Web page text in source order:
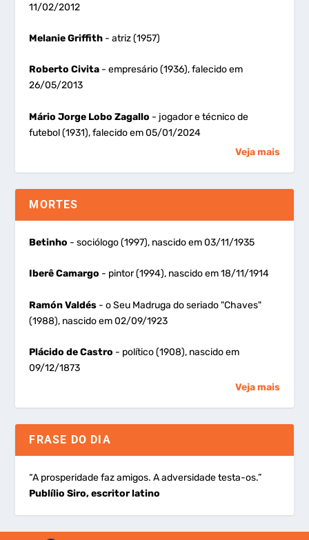
11/02/2012
Melanie Griffith - atriz (1957)
Roberto Civita - empresário (1936), falecido em
26/05/2013
Mário Jorge Lobo Zagallo - jogador e técnico de
futebol (1931), falecido em 05/01/2024
Veja mais
MORTES
Betinho - sociólogo (1997), nascido em 03/11/1935
Iberê Camargo - pintor (1994), nascido em 18/11/1914
Ramón Valdés - o Seu Madruga do seriado "Chaves"
(1988), nascido em 02/09/1923
Plácido de Castro - político (1908), nascido em
09/12/1873
Veja mais
FRASE DO DIA
“A prosperidade faz amigos. A adversidade testa-os.”
Publílio Siro, escritor latino